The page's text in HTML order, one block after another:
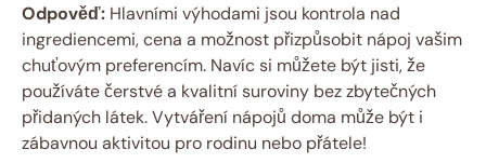
Odpověď: Hlavními výhodami jsou kontrola nad
ingrediencemi, cena a možnost přizpůsobit nápoj vašim
chuťovým preferencím. Navíc si můžete být jisti, že
používáte čerstvé a kvalitní suroviny bez zbytečných
přidaných látek. Vytváření nápojů doma může být i
zábavnou aktivitou pro rodinu nebo přátele!